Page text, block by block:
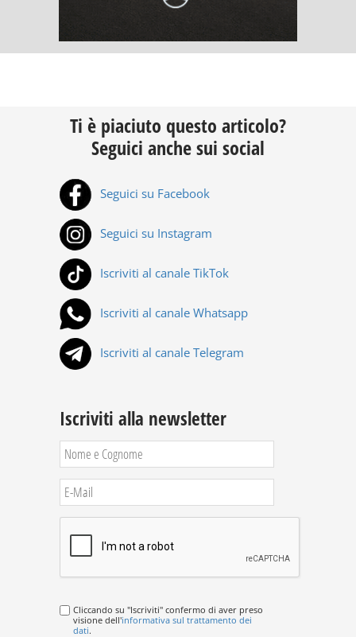
Ti è piaciuto questo articolo?
Seguici anche sui social
Seguici su Facebook
Seguici su Instagram
Iscriviti al canale TikTok
Iscriviti al canale Whatsapp
Iscriviti al canale Telegram
Iscriviti alla newsletter
Cliccando su "Iscriviti" confermo di aver preso
visione dell'informativa sul trattamento dei
dati.